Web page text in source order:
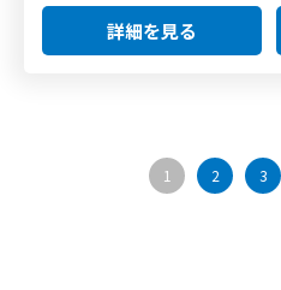
詳細を見る
1 2 3